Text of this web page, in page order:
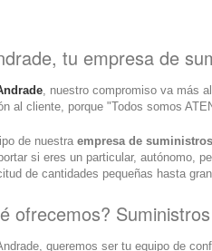
tu empresa de
, nuestro compromiso va más
al cliente, porque "Todos somos
de nuestra empresa de
si eres un particular, autónomo,
de cantidades pequeñas hasta
ofrecemos?
queremos ser tu equipo de